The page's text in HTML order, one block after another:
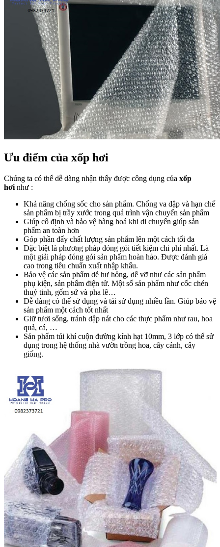
Ưu điểm của xốp hơi
Chúng ta có thể dễ dàng nhận thấy được công dụng của xốp
hơi như :
Khả năng chống sốc cho sản phẩm. Chống va đập và hạn chế
sản phẩm bị trầy xước trong quá trình vận chuyển sản phẩm
Giúp cố định và bảo vệ hàng hoá khi di chuyển giúp sản
phẩm an toàn hơn
Góp phần đẩy chất lượng sản phẩm lên một cách tối đa
Đặc biệt là phương pháp đóng gói tiết kiệm chi phí nhất. Là
một giải pháp đóng gói sản phẩm hoàn hảo. Được đánh giá
cao trong tiêu chuẩn xuất nhập khẩu.
Bảo vệ các sản phẩm dễ hư hỏng, dễ vỡ như các sản phẩm
phụ kiện, sản phẩm điện tử. Một số sản phẩm như cốc chén
thuỷ tinh, gốm sứ và pha lê…
Dễ dàng có thể sử dụng và tái sử dụng nhiều lần. Giúp bảo vệ
sản phẩm một cách tốt nhất
Giữ tươi sống, tránh dập nát cho các thực phẩm như rau, hoa
quả, cá, …
Sản phẩm túi khí cuộn đường kính hạt 10mm, 3 lớp có thể sử
dụng trong hệ thống nhà vườn trồng hoa, cây cảnh, cây
giống.